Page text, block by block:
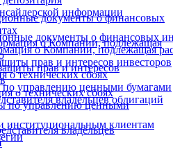
информации
документы о финансовых
о Компании, подлежащая
прав и интересов инвесторов
о технических сбоях
управлению ценными бумагами
владельцев облигаций
институциональным клиентам
документы о финансовых
о Компании, подлежащая
прав и интересов
о технических сбоях
по управлению ценными
владельцев